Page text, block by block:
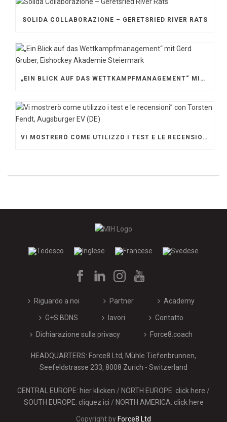
SOLIDA COLLABORAZIONE – GERETSRIED RIVER RATS
„EIN BLICK AUF DAS WETTKAMPFMANAGEMENT“ MIT GERD GRUBER, EISHOCKEY AKADEMIE STEIERMARK
VI MOSTRERÒ COME UTILIZZO I TEST E LE RECENSIONI” CON TORSTEN FENDT, AUGSBURGER EV (DE)
Riguardo a noi Partner Academy
G+S BDNS lavori Contatto
Dichiarazione sulla privacy Force8.coach
HEADQUARTERS: Force8 Ltd, Mühle Tiefenbrunnen,
Seefeldstrasse 233, 8008 Zurich - Switzerland
CENTRAL EUROPE: hier klicken / NORTH EUROPE: click here /
SOUTH EUROPE: cliquez ici / NORTH AMERICA: click here
Copyright by Force8 Ltd